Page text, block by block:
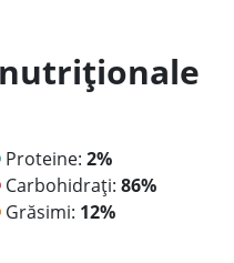
Proteine: 2%
Carbohidrați: 86%
Grăsimi: 12%